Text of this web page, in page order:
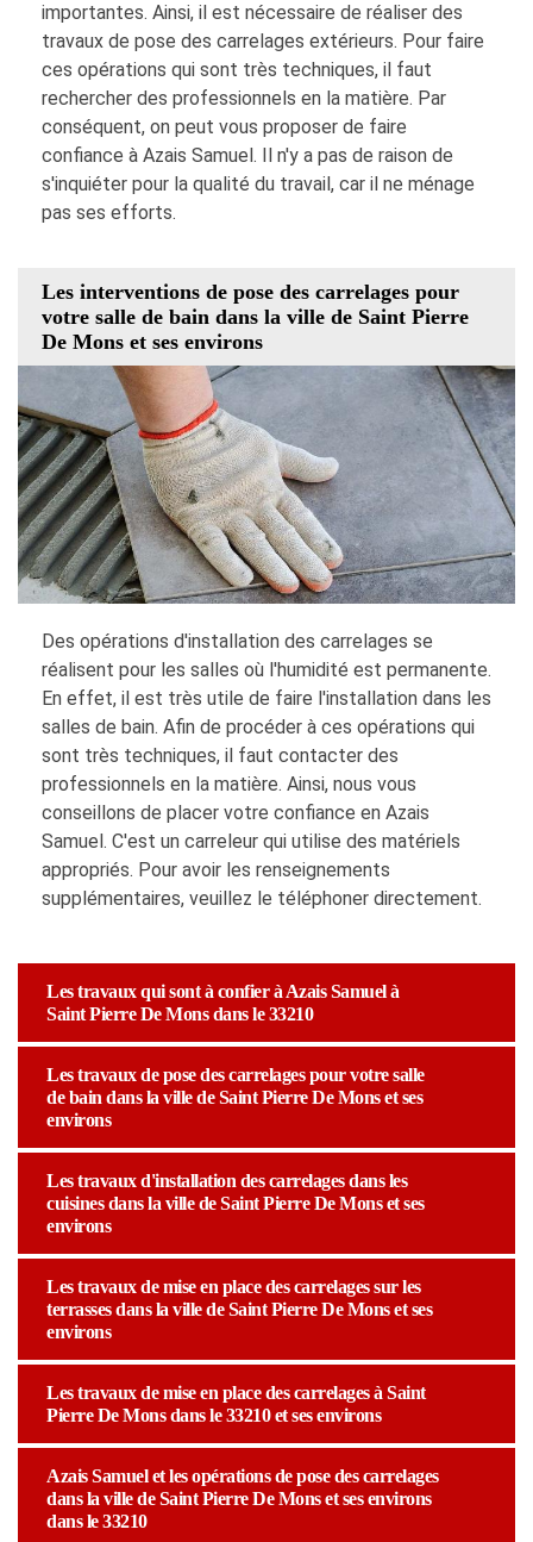
importantes. Ainsi, il est nécessaire de réaliser des
travaux de pose des carrelages extérieurs. Pour faire
ces opérations qui sont très techniques, il faut
rechercher des professionnels en la matière. Par
conséquent, on peut vous proposer de faire
confiance à Azais Samuel. Il n'y a pas de raison de
s'inquiéter pour la qualité du travail, car il ne ménage
pas ses efforts.
Les interventions de pose des carrelages pour
votre salle de bain dans la ville de Saint Pierre
De Mons et ses environs
Des opérations d'installation des carrelages se
réalisent pour les salles où l'humidité est permanente.
En effet, il est très utile de faire l'installation dans les
salles de bain. Afin de procéder à ces opérations qui
sont très techniques, il faut contacter des
professionnels en la matière. Ainsi, nous vous
conseillons de placer votre confiance en Azais
Samuel. C'est un carreleur qui utilise des matériels
appropriés. Pour avoir les renseignements
supplémentaires, veuillez le téléphoner directement.
Les travaux qui sont à confier à Azais Samuel à
Saint Pierre De Mons dans le 33210
Les travaux de pose des carrelages pour votre salle
de bain dans la ville de Saint Pierre De Mons et ses
environs
Les travaux d'installation des carrelages dans les
cuisines dans la ville de Saint Pierre De Mons et ses
environs
Les travaux de mise en place des carrelages sur les
terrasses dans la ville de Saint Pierre De Mons et ses
environs
Les travaux de mise en place des carrelages à Saint
Pierre De Mons dans le 33210 et ses environs
Azais Samuel et les opérations de pose des carrelages
dans la ville de Saint Pierre De Mons et ses environs
dans le 33210